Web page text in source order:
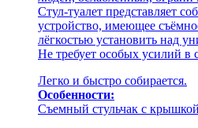
Стул-туалет представляет
устройство, имеющее
лёгкостью установить над
Не требует особых усилий в
Легко и быстро собирается.
Особенности:
Съемный стульчак с